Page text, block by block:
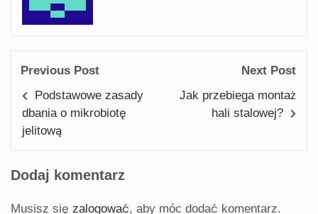
Previous Post
Podstawowe zasady
dbania o mikrobiotę
jelitową
Next Post
Jak przebiega montaż
hali stalowej?
Dodaj komentarz
Musisz się zalogować, aby móc dodać komentarz.